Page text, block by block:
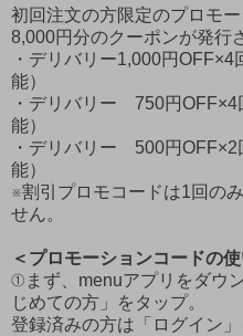
初回注文の方限定のプロモ
8,000円分のクーポンが発行
・デリバリー1,000円
能）
・デリバリー 750円
能）
・デリバリー 500円
能）
※割引プロモコードは1回の
せん。
＜プロモーションコードの使
①まず、menuアプリをダウ
じめての方」をタップ。
登録済みの方は「ログイン